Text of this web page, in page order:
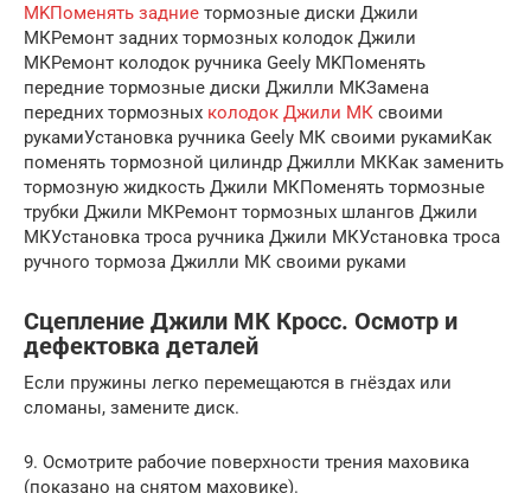
MKПоменять задние тормозные диски Джили
МКРемонт задних тормозных колодок Джили
МКРемонт колодок ручника Geely MKПоменять
передние тормозные диски Джилли МКЗамена
передних тормозных колодок Джили МК своими
рукамиУстановка ручника Geely МК своими рукамиКак
поменять тормозной цилиндр Джилли МККак заменить
тормозную жидкость Джили МКПоменять тормозные
трубки Джили МКРемонт тормозных шлангов Джили
МКУстановка троса ручника Джили МКУстановка троса
ручного тормоза Джилли МК своими руками
Сцепление Джили МК Кросс. Осмотр и
дефектовка деталей
Если пружины легко перемещаются в гнёздах или
сломаны, замените диск.
9. Осмотрите рабочие поверхности трения маховика
(показано на снятом маховике).